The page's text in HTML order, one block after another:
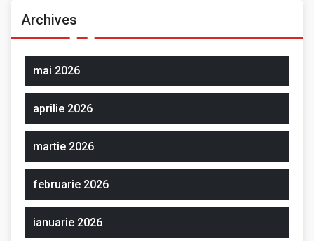
Archives
mai 2026
aprilie 2026
martie 2026
februarie 2026
ianuarie 2026